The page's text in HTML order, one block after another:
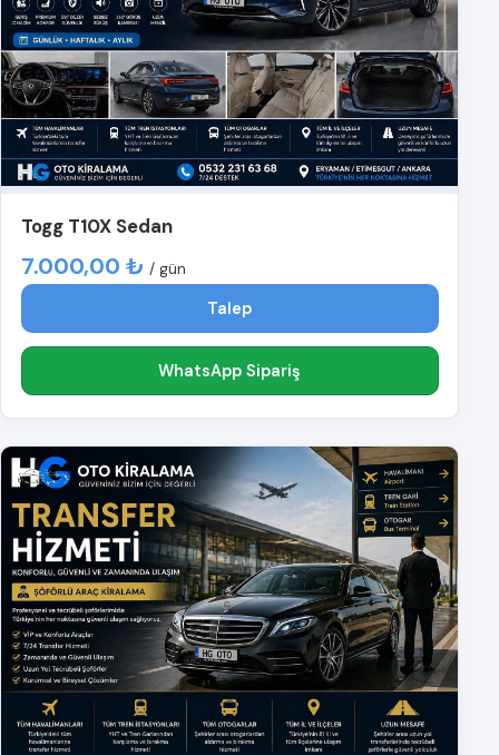
Togg T10X Sedan
7.000,00 ₺ / gün
Talep
WhatsApp Sipariş